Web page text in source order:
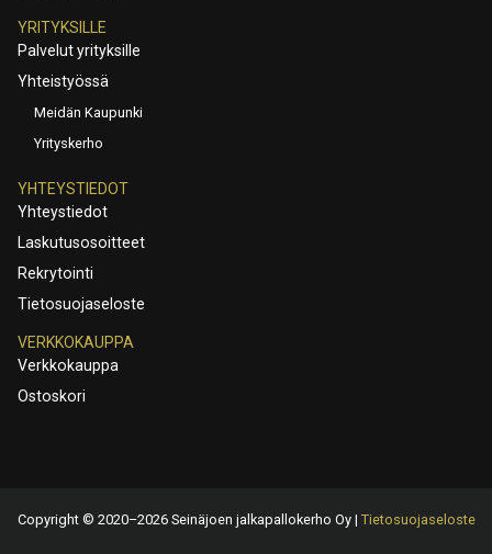
YRITYKSILLE
Palvelut yrityksille
Yhteistyössä
Meidän Kaupunki
Yrityskerho
YHTEYSTIEDOT
Yhteystiedot
Laskutusosoitteet
Rekrytointi
Tietosuojaseloste
VERKKOKAUPPA
Verkkokauppa
Ostoskori
Copyright © 2020–2026 Seinäjoen jalkapallokerho Oy | Tietosuojaseloste